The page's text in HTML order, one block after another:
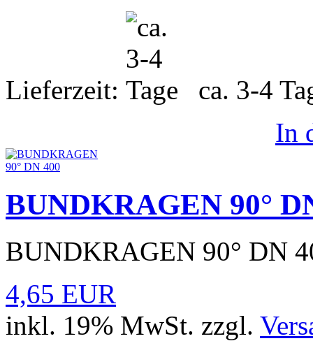
Lieferzeit:
ca. 3-4
In
BUNDKRAGEN 90°
BUNDKRAGEN 90° DN
4,65 EUR
inkl. 19% MwSt. zzgl.